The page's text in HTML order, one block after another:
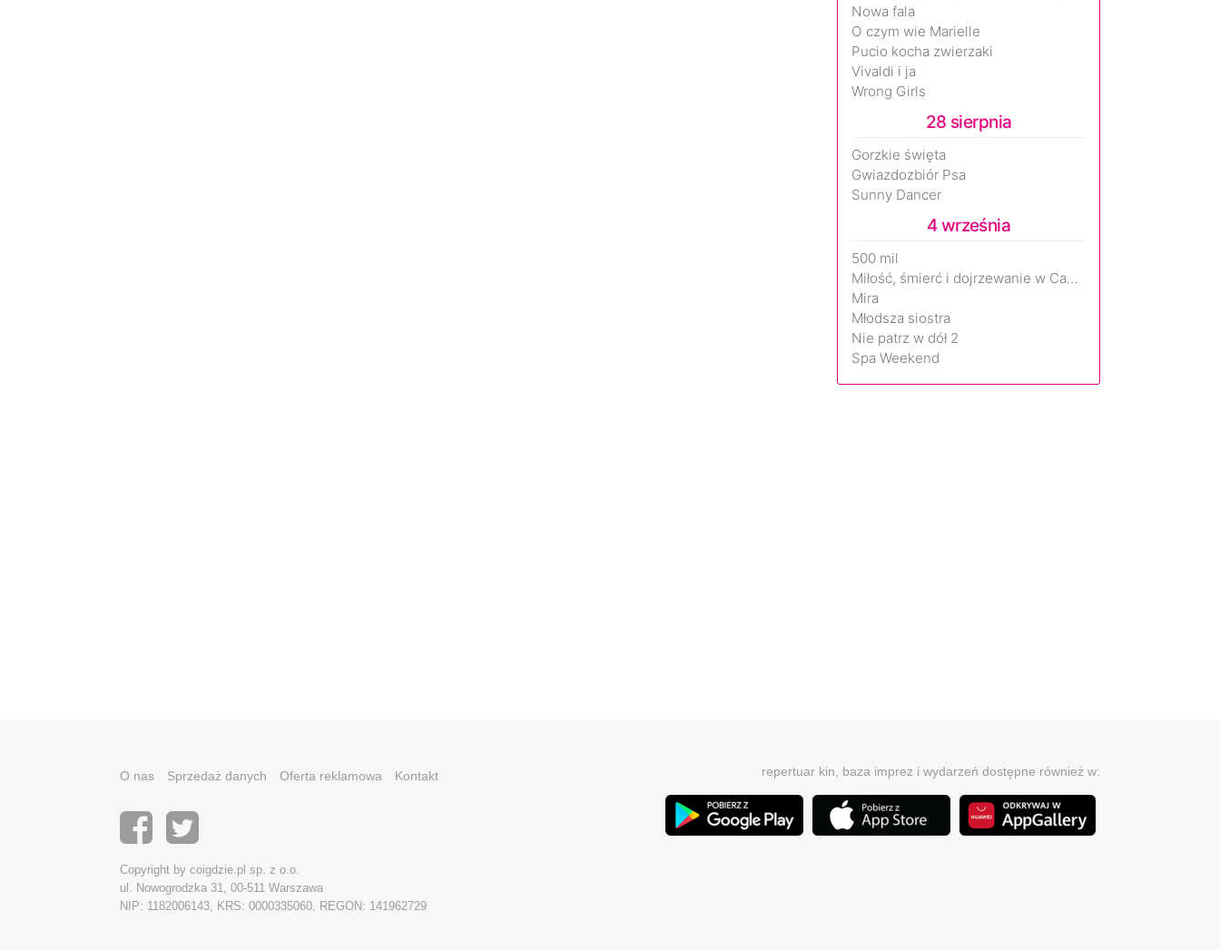
Nowa fala
O czym wie Marielle
Pucio kocha zwierzaki
Vivaldi i ja
Wrong Girls
28 sierpnia
Gorzkie święta
Gwiazdozbiór Psa
Sunny Dancer
4 września
500 mil
Miłość, śmierć i dojrzewanie w Camp Miasma
Mira
Młodsza siostra
Nie patrz w dół 2
Spa Weekend
O nas Sprzedaż danych Oferta reklamowa Kontakt
Copyright by coigdzie.pl sp. z o.o.
ul. Nowogrodzka 31, 00-511 Warszawa
NIP: 1182006143, KRS: 0000335060, REGON: 141962729
repertuar kin, baza imprez i wydarzeń dostępne również w: